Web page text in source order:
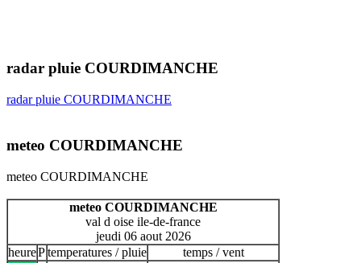
radar pluie COURDIMANCHE
radar pluie COURDIMANCHE
meteo COURDIMANCHE
meteo COURDIMANCHE
meteo COURDIMANCHE
val d oise ile-de-france
jeudi 06 aout 2026
heurePtemperatures / pluie temps / vent